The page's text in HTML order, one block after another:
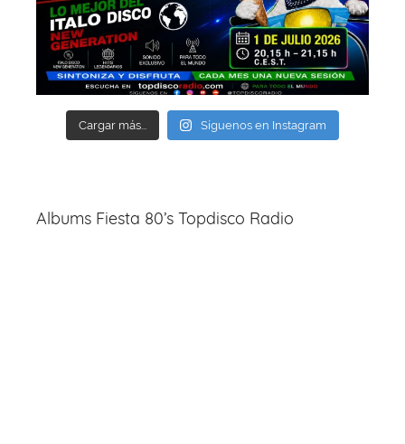
Cargar más... Síguenos en Instagram
Albums Fiesta 80’s Topdisco Radio